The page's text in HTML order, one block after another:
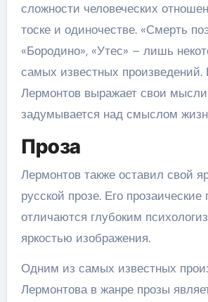
сложности человеческих
тоске и одиночестве. «Смерть
«Бородино», «Утес» – лишь
самых известных произведений.
Лермонтов выражает свои мысли
задумывается над смыслом
Проза
Лермонтов также оставил свой
русской прозе. Его прозаические
отличаются глубоким
яркостью изображения.
Одним из самых известных
Лермонтова в жанре прозы